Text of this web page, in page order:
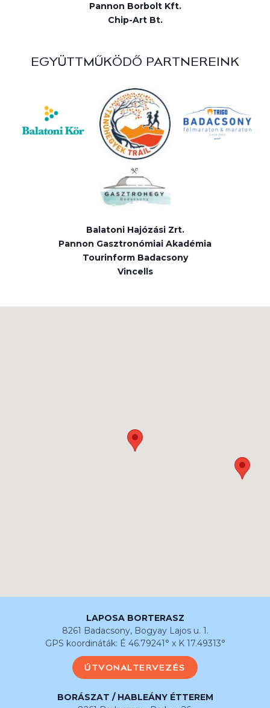
Pannon Borbolt Kft.
Chip-Art Bt.
EGYÜTTMŰKÖDŐ PARTNEREINK
Balatoni Hajózási Zrt.
Pannon Gasztronómiai Akadémia
Tourinform Badacsony
Vincells
LAPOSA BORTERASZ
8261 Badacsony, Bogyay Lajos u. 1.
GPS koordináták: É 46.79241° x K 17.49313°
ÚTVONALTERVEZÉS
BORÁSZAT / HABLEÁNY ÉTTEREM